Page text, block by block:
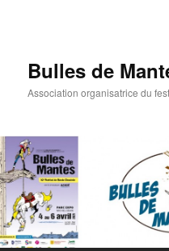
Bulles de
Association organisatrice du